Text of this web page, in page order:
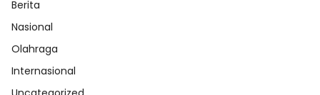
Berita
Nasional
Olahraga
Internasional